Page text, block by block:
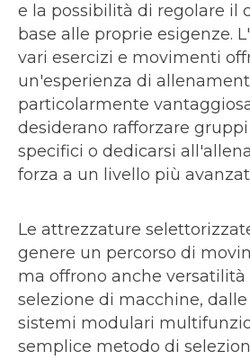
e la possibilità di regolare il
base alle proprie esigenze.
vari esercizi e movimenti
un'esperienza di
particolarmente
desiderano rafforzare
specifici o dedicarsi
forza a un livello più
Le attrezzature
genere un percorso di
ma offrono anche
selezione di macchine, dalle
sistemi modulari
semplice metodo di